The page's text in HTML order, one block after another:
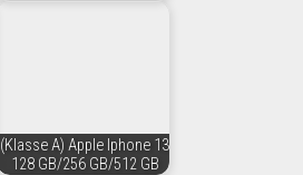
(Klasse A) Apple Iphone 13
128 GB/256 GB/512 GB